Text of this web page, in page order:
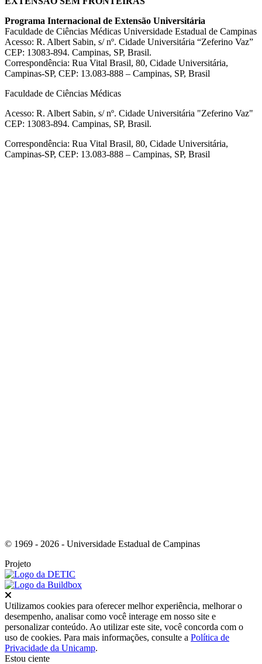
Programa Internacional de Extensão Universitária
Faculdade de Ciências Médicas Universidade Estadual de Campinas
Acesso: R. Albert Sabin, s/ nº. Cidade Universitária “Zeferino Vaz”
CEP: 13083-894. Campinas, SP, Brasil.
Correspondência: Rua Vital Brasil, 80, Cidade Universitária,
Campinas-SP, CEP: 13.083-888 – Campinas, SP, Brasil
Faculdade de Ciências Médicas
Acesso: R. Albert Sabin, s/ nº. Cidade Universitária "Zeferino Vaz"
CEP: 13083-894. Campinas, SP, Brasil.
Correspondência: Rua Vital Brasil, 80, Cidade Universitária,
Campinas-SP, CEP: 13.083-888 – Campinas, SP, Brasil
© 1969 - 2026 - Universidade Estadual de Campinas
Projeto
Utilizamos cookies para oferecer melhor experiência, melhorar o
desempenho, analisar como você interage em nosso site e
personalizar conteúdo. Ao utilizar este site, você concorda com o
uso de cookies. Para mais informações, consulte a Política de
Privacidade da Unicamp.
Estou ciente